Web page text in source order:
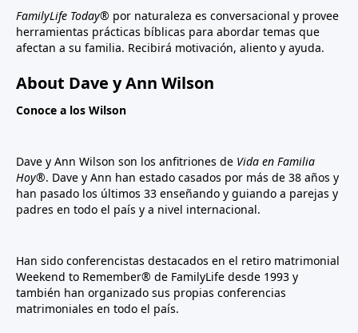
FamilyLife Today® por naturaleza es conversacional y provee
herramientas prácticas bíblicas para abordar temas que
afectan a su familia. Recibirá motivación, aliento y ayuda.
About Dave y Ann Wilson
Conoce a los Wilson
Dave y Ann Wilson son los anfitriones de Vida en Familia
Hoy®. Dave y Ann han estado casados por más de 38 años y
han pasado los últimos 33 enseñando y guiando a parejas y
padres en todo el país y a nivel internacional.
Han sido conferencistas destacados en el retiro matrimonial
Weekend to Remember® de FamilyLife desde 1993 y
también han organizado sus propias conferencias
matrimoniales en todo el país.